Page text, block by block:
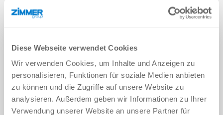
Diese Webseite verwendet Cookies
Wir verwenden Cookies, um Inhalte und Anzeigen zu
personalisieren, Funktionen für soziale Medien anbieten
zu können und die Zugriffe auf unsere Website zu
analysieren. Außerdem geben wir Informationen zu Ihrer
Verwendung unserer Website an unsere Partner für